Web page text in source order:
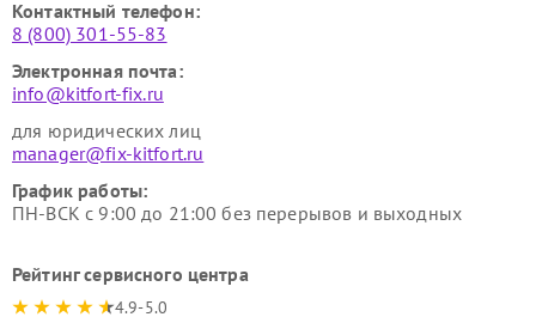
Контактный телефон:
8 (800) 301-55-83
Электронная почта:
info@kitfort-fix.ru
для юридических лиц
manager@fix-kitfort.ru
График работы:
ПН-ВСК с 9:00 до 21:00 без перерывов и выходных
Рейтинг сервисного центра
4.9-5.0